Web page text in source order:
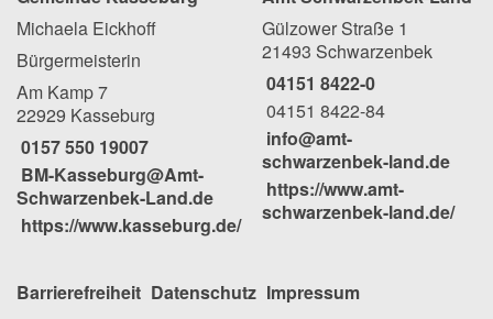
Michaela Eickhoff
Bürgermeisterin
Am Kamp 7
22929 Kasseburg
0157 550 19007
BM-Kasseburg@Amt-
Schwarzenbek-Land.de
https://www.kasseburg.de/
Gülzower Straße 1
21493 Schwarzenbek
04151 8422-0
04151 8422-84
info@amt-
schwarzenbek-land.de
https://www.amt-
schwarzenbek-land.de/
Barrierefreiheit Datenschutz Impressum